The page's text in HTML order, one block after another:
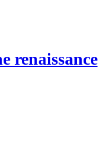
renaissance